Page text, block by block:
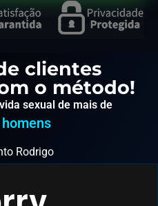
clientes
o método!
sexual de mais de
homens
Rodrigo